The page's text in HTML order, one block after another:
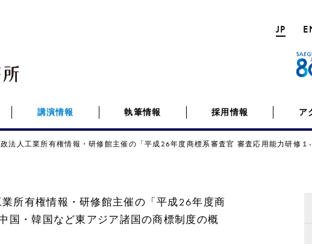
JP
講演情報 執筆情報 採用情報 ア
法人工業所有権情報・研修館主催の「平成26年度商標系審査官 審査応用能力研修
所有権情報・研修館主催の「平成26年度商
国・韓国など東アジア諸国の商標制度の概